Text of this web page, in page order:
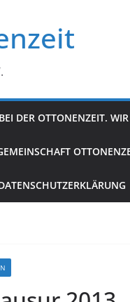
DER OTTONENZEIT.